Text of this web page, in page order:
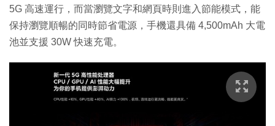
5G 高速運行，而當瀏覽文字和網頁時則進入節能模式，能
保持瀏覽順暢的同時節省電源，手機還具備 4,500mAh 大電
池並支援 30W 快速充電。